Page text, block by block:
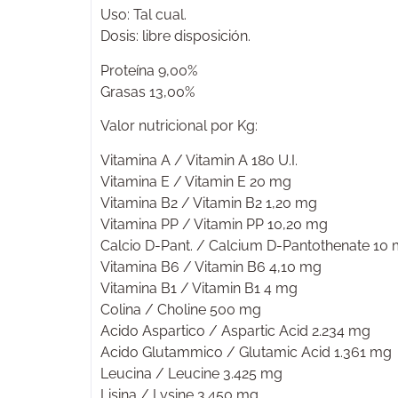
Uso: Tal cual.
Dosis: libre disposición.
Proteína 9,00%
Grasas 13,00%
Valor nutricional por Kg:
Vitamina A / Vitamin A 180 U.I.
Vitamina E / Vitamin E 20 mg
Vitamina B2 / Vitamin B2 1,20 mg
Vitamina PP / Vitamin PP 10,20 mg
Calcio D-Pant. / Calcium D-Pantothenate 10
Vitamina B6 / Vitamin B6 4,10 mg
Vitamina B1 / Vitamin B1 4 mg
Colina / Choline 500 mg
Acido Aspartico / Aspartic Acid 2.234 mg
Acido Glutammico / Glutamic Acid 1.361 mg
Leucina / Leucine 3.425 mg
Lisina / Lysine 3.450 mg